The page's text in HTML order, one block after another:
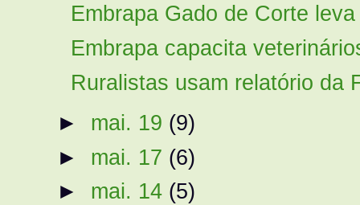
Embrapa Gado de Corte
Embrapa capacita
Ruralistas usam relatório da
► mai. 19 (9)
► mai. 17 (6)
► mai. 14 (5)